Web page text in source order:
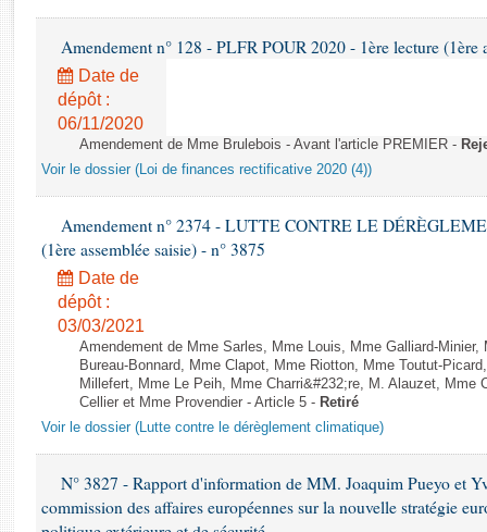
Dossiers législatifs
Budget et sécurité sociale
Questions écrites et orales
Amendement n° 128 - PLFR POUR 2020 - 1ère lecture (1ère
Date de
dépôt :
06/11/2020
Amendement de Mme Brulebois - Avant l'article PREMIER -
Voir le dossier (Loi de finances rectificative 2020 (4))
Amendement n° 2374 - LUTTE CONTRE LE
(1ère assemblée saisie) - n° 3875
Date de
dépôt :
03/03/2021
Amendement de Mme Sarles, Mme Louis, Mme Galliard-
Bureau-Bonnard, Mme Clapot, Mme Riotton, Mme Toutut-
Millefert, Mme Le Peih, Mme Charri&#232;re, M. Alauzet, Mme
Cellier et Mme Provendier - Article 5 - Retiré
Voir le dossier (Lutte contre le dérèglement climatique)
N° 3827 - Rapport d'information de MM. Joaquim Pueyo et
commission des affaires européennes sur la nouvelle stratégie